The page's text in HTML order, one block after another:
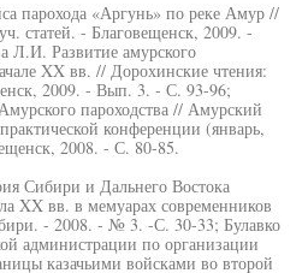
парохода «Аргунь» по реке Амур //
статей. - Благовещенск, 2009. -
Л.И. Развитие амурского
XX вв. // Дорохинские чтения:
2009. - Вып. 3. - С. 93-96;
пароходства // Амурский
конференции (январь,
2008. - С. 80-85.
Сибири и Дальнего Востока
XX вв. в мемуарах современников
- 2008. - № 3. -С. 30-33; Булавко
администрации по организации
казачьими войсками во второй